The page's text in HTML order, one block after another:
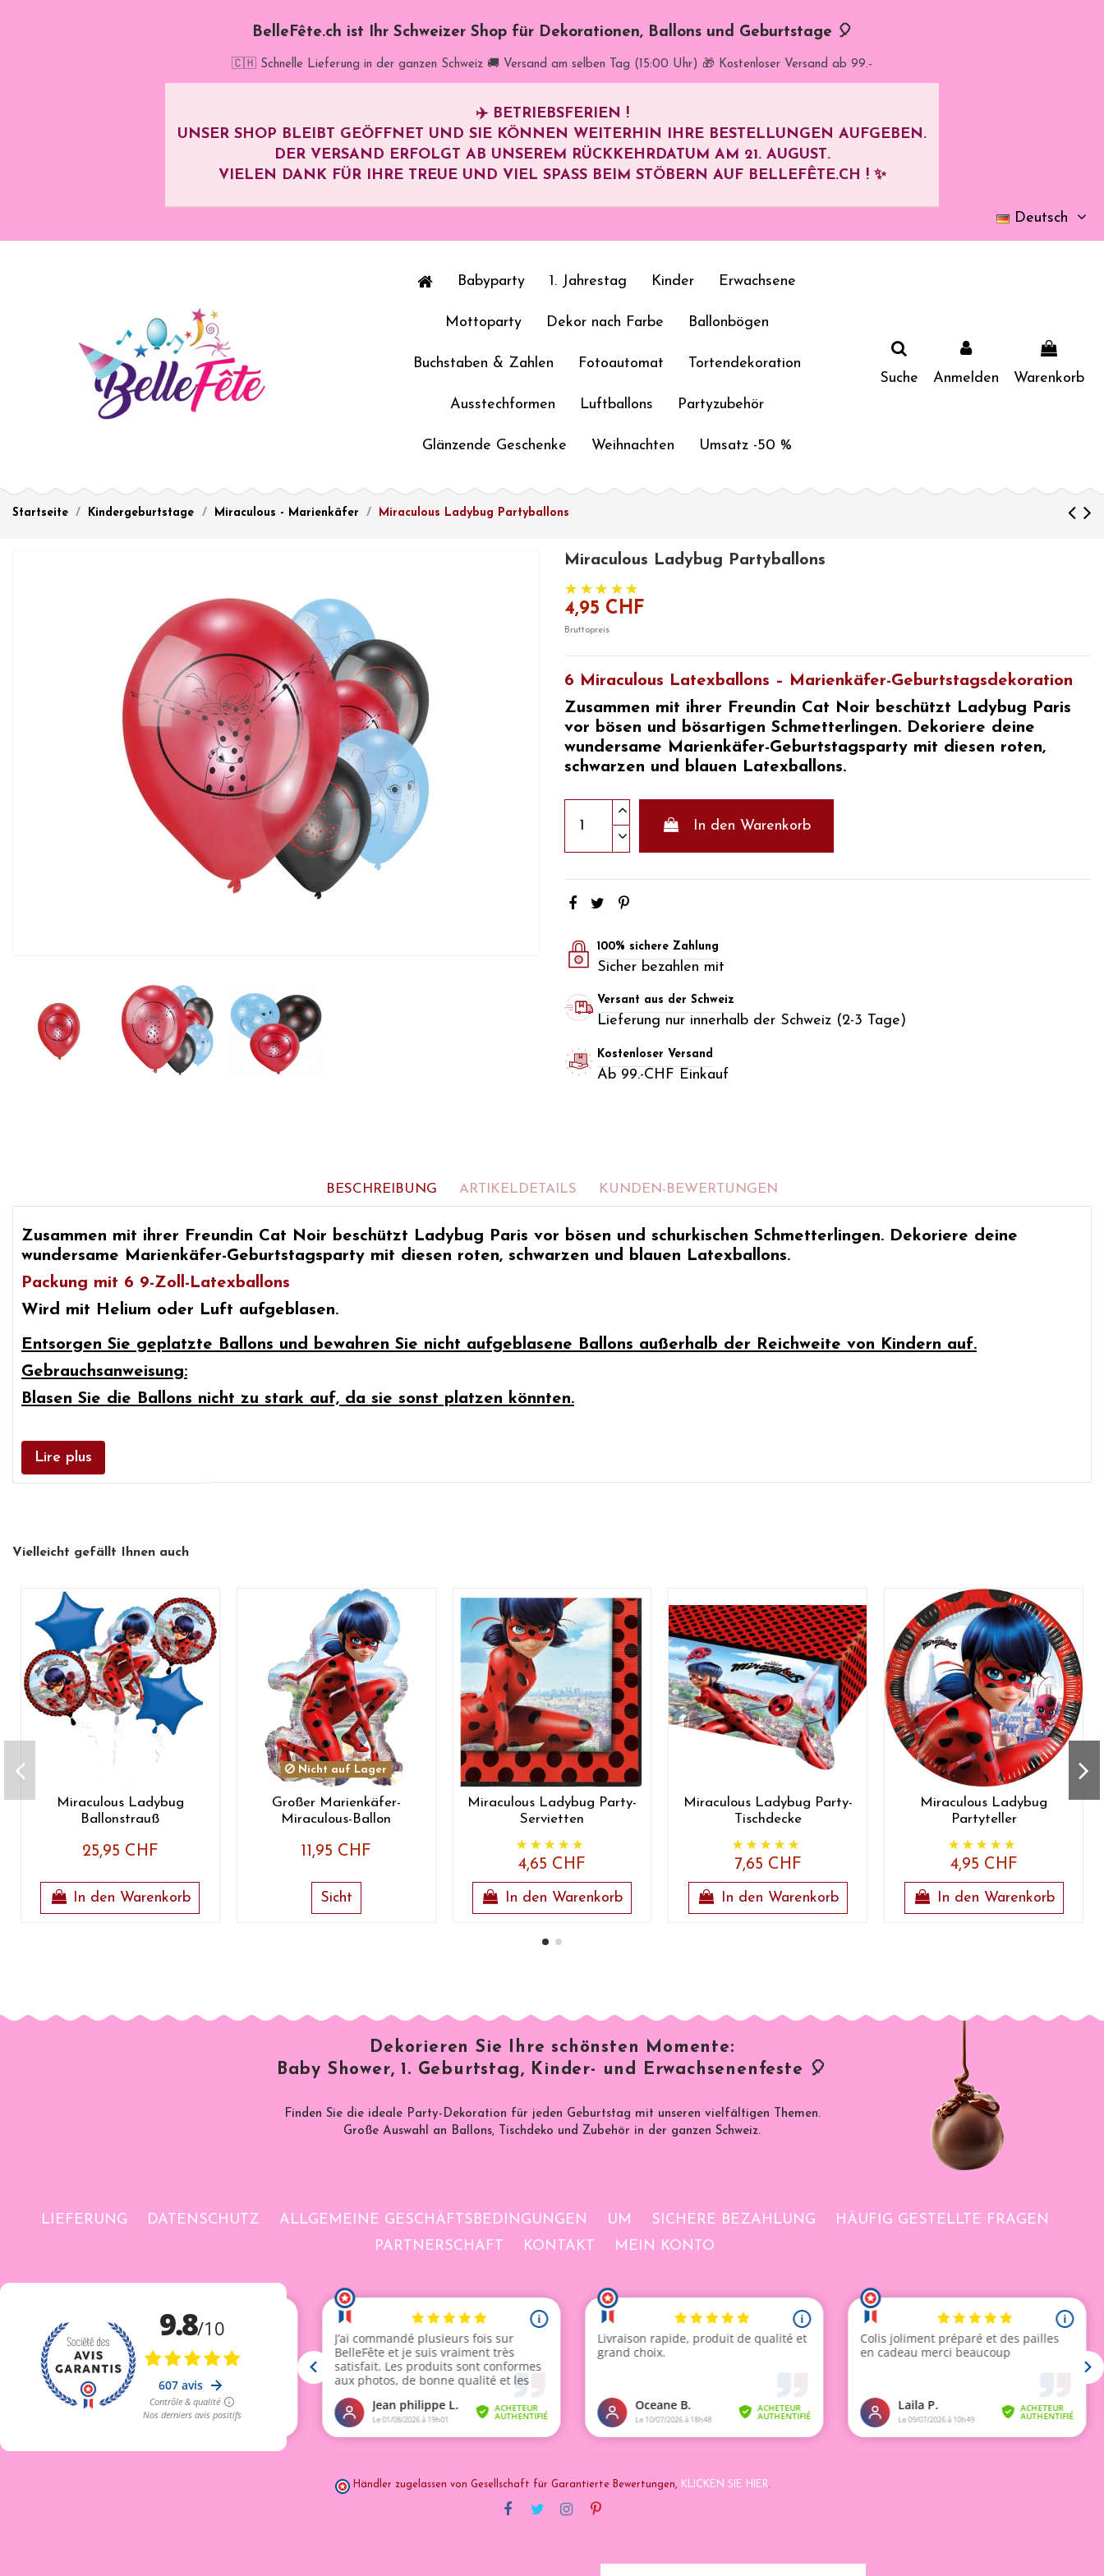
BelleFête.ch ist Ihr Schweizer Shop für Dekorationen, Ballons und Geburtstage 🎈
🇨🇭 Schnelle Lieferung in der ganzen Schweiz 🚚 Versand am selben Tag (15:00 Uhr) 🎁 Kostenloser Versand ab 99.-
✈️ BETRIEBSFERIEN !
UNSER SHOP BLEIBT GEÖFFNET UND SIE KÖNNEN WEITERHIN IHRE BESTELLUNGEN AUFGEBEN.
DER VERSAND ERFOLGT AB UNSEREM RÜCKKEHRDATUM AM 21. AUGUST.
VIELEN DANK FÜR IHRE TREUE UND VIEL SPASS BEIM STÖBERN AUF BELLEFÊTE.CH ! ✨
Deutsch
Babyparty 1. Jahrestag Kinder Erwachsene
Mottoparty Dekor nach Farbe Ballonbögen
Buchstaben & Zahlen Fotoautomat Tortendekoration
Ausstechformen Luftballons Partyzubehör
Glänzende Geschenke Weihnachten Umsatz -50 %
Suche Anmelden Warenkorb
Startseite Kindergeburtstage Miraculous - Marienkäfer Miraculous Ladybug Partyballons
Miraculous Ladybug Partyballons
4,95 CHF
Bruttopreis
6 Miraculous Latexballons – Marienkäfer-Geburtstagsdekoration
Zusammen mit ihrer Freundin Cat Noir beschützt Ladybug Paris
vor bösen und bösartigen Schmetterlingen. Dekoriere deine
wundersame Marienkäfer-Geburtstagsparty mit diesen roten,
schwarzen und blauen Latexballons.
In den Warenkorb
100% sichere Zahlung
Sicher bezahlen mit
Versant aus der Schweiz
Lieferung nur innerhalb der Schweiz (2-3 Tage)
Kostenloser Versand
Ab 99.-CHF Einkauf
BESCHREIBUNG ARTIKELDETAILS KUNDEN-BEWERTUNGEN
Zusammen mit ihrer Freundin Cat Noir beschützt Ladybug Paris vor bösen und schurkischen Schmetterlingen. Dekoriere deine
wundersame Marienkäfer-Geburtstagsparty mit diesen roten, schwarzen und blauen Latexballons.
Packung mit 6 9-Zoll-Latexballons
Wird mit Helium oder Luft aufgeblasen.
Entsorgen Sie geplatzte Ballons und bewahren Sie nicht aufgeblasene Ballons außerhalb der Reichweite von Kindern auf.
Gebrauchsanweisung:
Blasen Sie die Ballons nicht zu stark auf, da sie sonst platzen könnten.
Lire plus
Vielleicht gefällt Ihnen auch
Miraculous Ladybug
Ballonstrauß
25,95 CHF
In den Warenkorb
Nicht auf Lager
Großer Marienkäfer-
Miraculous-Ballon
11,95 CHF
Sicht
Miraculous Ladybug Party-
Servietten
4,65 CHF
In den Warenkorb
Miraculous Ladybug Party-
Tischdecke
7,65 CHF
In den Warenkorb
Miraculous Ladybug
Partyteller
4,95 CHF
In den Warenkorb
Dekorieren Sie Ihre schönsten Momente:
Baby Shower, 1. Geburtstag, Kinder- und Erwachsenenfeste 🎈
Finden Sie die ideale Party-Dekoration für jeden Geburtstag mit unseren vielfältigen Themen.
Große Auswahl an Ballons, Tischdeko und Zubehör in der ganzen Schweiz.
LIEFERUNG DATENSCHUTZ ALLGEMEINE GESCHÄFTSBEDINGUNGEN UM SICHERE BEZAHLUNG
HÄUFIG GESTELLTE FRAGEN
PARTNERSCHAFT
KONTAKT MEIN KONTO
Händler zugelassen von Gesellschaft für Garantierte Bewertungen, KLICKEN SIE HIER.